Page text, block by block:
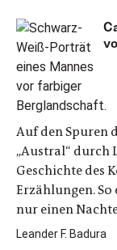
Auf den Spuren
„Austral“ durch
Geschichte des
Erzählungen.
nur einen
Leander F. Badura